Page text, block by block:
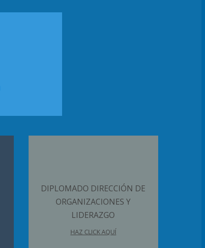
DIPLOMADO DIRECCIÓN DE
ORGANIZACIONES Y
LIDERAZGO
HAZ CLICK AQUÍ